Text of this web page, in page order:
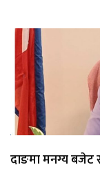
दाङमा मनग्य बजेट